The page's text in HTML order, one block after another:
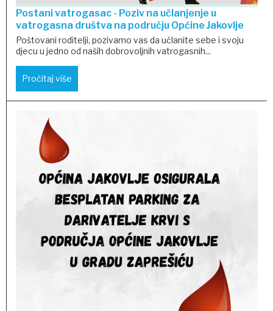
Postani vatrogasac - Poziv na učlanjenje u
vatrogasna društva na području Općine Jakovlje
Poštovani roditelji, pozivamo vas da učlanite sebe i svoju
djecu u jedno od naših dobrovoljnih vatrogasnih...
Pročitaj više